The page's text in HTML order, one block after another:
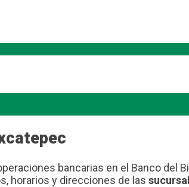
bancarias en el Banco del
horarios y direcciones de las